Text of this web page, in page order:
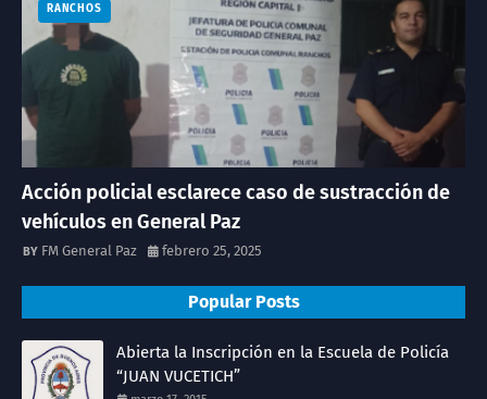
RANCHOS
Acción policial esclarece caso de sustracción de
vehículos en General Paz
FM General Paz febrero 25, 2025
Popular Posts
Abierta la Inscripción en la Escuela de Policía
“JUAN VUCETICH”